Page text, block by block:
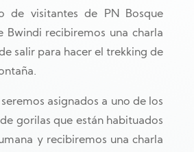
de visitantes de PN Bosque
Bwindi recibiremos una charla
salir para hacer el trekking de
asignados a uno de los
gorilas que están habituados
y recibiremos una charla